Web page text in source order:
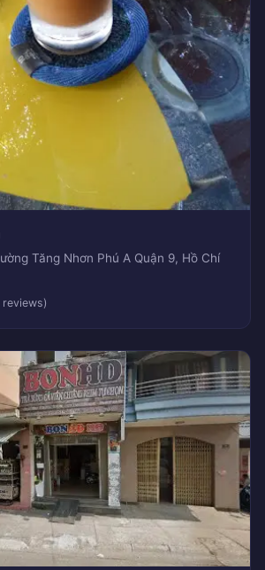
Tăng Nhơn Phú A Quận 9, Hồ Chí
reviews)